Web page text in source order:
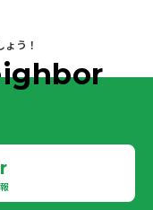
う！